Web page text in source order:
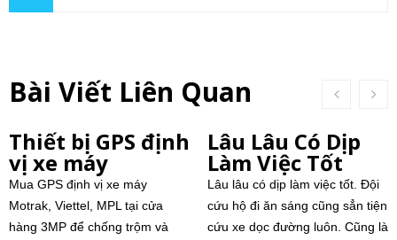
Bài Viết Liên Quan
Thiết bị GPS định
vị xe máy
Mua GPS định vị xe máy
Motrak, Viettel, MPL tại cửa
hàng 3MP để chống trộm và
Lâu Lâu Có Dịp
Làm Việc Tốt
Lâu lâu có dịp làm việc tốt. Đội
cứu hộ đi ăn sáng cũng sẳn tiện
cứu xe dọc đường luôn. Cũng là